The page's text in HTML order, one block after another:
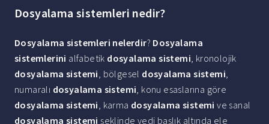
Dosyalama sistemleri nedir?
Dosyalama sistemleri nelerdir? Dosyalama
sistemlerini alfabetik dosyalama sistemi, kronolojik
dosyalama sistemi, bölgesel dosyalama sistemi,
numaralı dosyalama sistemi, konu esaslarına göre
dosyalama sistemi, karma dosyalama sistemi ve sanal
dosyalama sistemi şeklinde yedi başlık altında ele